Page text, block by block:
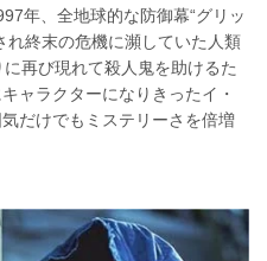
年、全地球的な防御幕“グリッ
れ終末の危機に瀕していた人類
再び現れて殺人鬼を助けるた
ャラクターになりきったイ・
だけでもミステリーさを倍増